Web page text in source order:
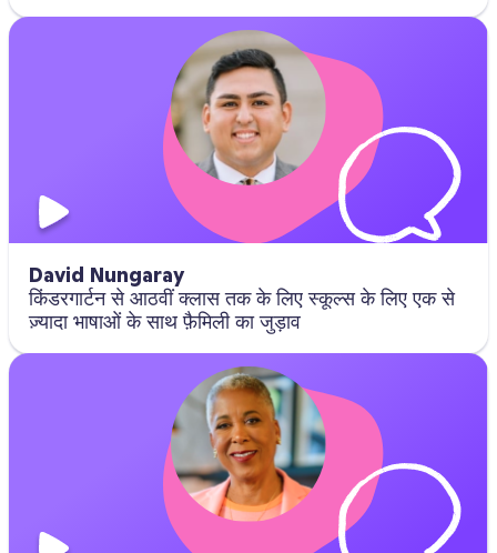
David Nungaray
किंडरगार्टन से आठवीं क्लास तक के लिए स्कूल्स के लिए एक से
ज़्यादा भाषाओं के साथ फ़ैमिली का जुड़ाव